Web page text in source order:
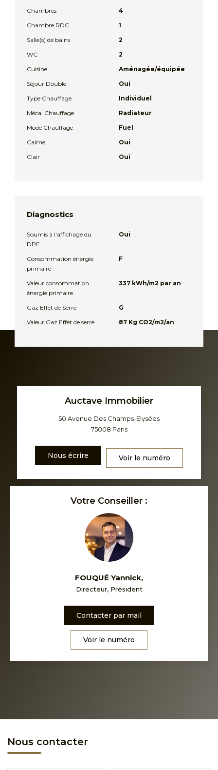
Chambres
4
Chambre RDC
1
Salle(s) de bains
2
WC
2
Cuisine
Aménagée/équipée
Séjour Double
Oui
Type Chauffage
Individuel
Méca. Chauffage
Radiateur
Mode Chauffage
Fuel
Calme
Oui
Clair
Oui
Diagnostics
Soumis à l'affichage du
DPE
Oui
Consommation énergie
primaire
F
Valeur consommation
énergie primaire
337 kWh/m2 par an
Gaz Effet de Serre
G
Valeur Gaz Effet de serre
87 Kg CO2/m2/an
Auctave Immobilier
50 Avenue Des Champs-Elysées
75008 Paris
Nous écrire Voir le numéro
Votre Conseiller :
FOUQUÉ Yannick,
Directeur, Président
Contacter par mail
Voir le numéro
Nous contacter